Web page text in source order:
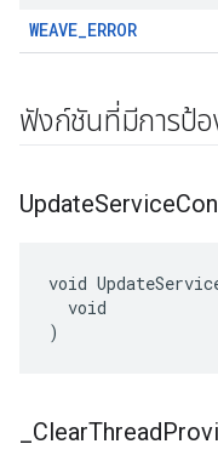
WEAVE_ERROR
ฟังก์ชันที่มีการป้
UpdateService
void
  void
)
ClearThread